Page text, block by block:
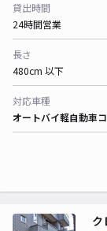
貸出時間
24時間営業
長さ
480cm 以下
対応車種
オートバイ軽自動車
ク